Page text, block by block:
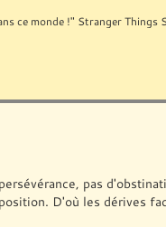
ce monde !" Stranger Things
pas
D'où les dérives